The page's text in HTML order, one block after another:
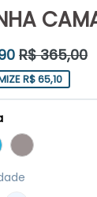
R$ 365,00
R$ 65,10